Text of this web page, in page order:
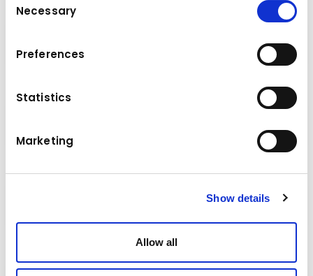
Selection
Necessary
Preferences
Statistics
Marketing
Show details
Allow all
Anrede